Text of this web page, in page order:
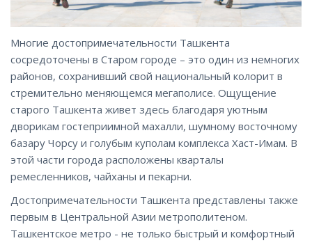
Многие достопримечательности Ташкента
сосредоточены в Старом городе – это один из немногих
районов, сохранивший свой национальный колорит в
стремительно меняющемся мегаполисе. Ощущение
старого Ташкента живет здесь благодаря уютным
дворикам гостеприимной махалли, шумному восточному
базару Чорсу и голубым куполам комплекса Хаст-Имам. В
этой части города расположены кварталы
ремесленников, чайханы и пекарни.
Достопримечательности Ташкента представлены также
первым в Центральной Азии метрополитеном.
Ташкентское метро - не только быстрый и комфортный